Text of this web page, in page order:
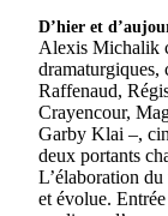
D’hier et
Alexis Michalik
dramaturgiques,
Raffenaud,
Crayencour,
Garby Klai –,
deux portants
L’élaboration
et évolue.